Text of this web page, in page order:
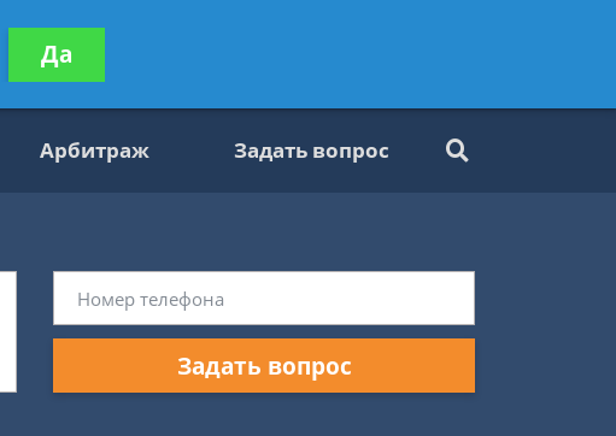
консультацию
бесплатно
Арбитраж Задать вопрос
Задать вопрос
Да